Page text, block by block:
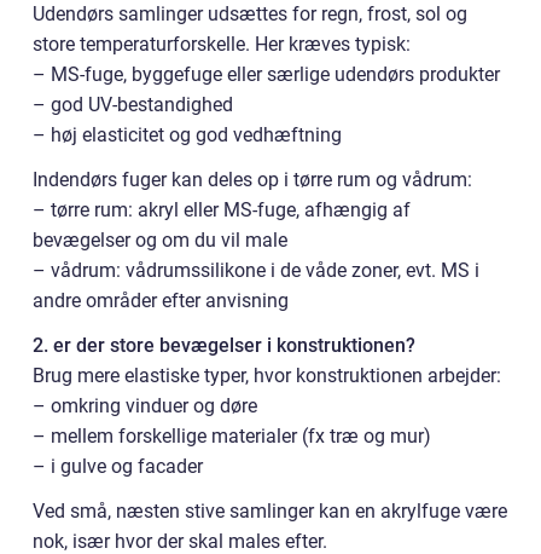
Udendørs samlinger udsættes for regn, frost, sol og
store temperaturforskelle. Her kræves typisk:
– MS-fuge, byggefuge eller særlige udendørs produkter
– god UV-bestandighed
– høj elasticitet og god vedhæftning
Indendørs fuger kan deles op i tørre rum og vådrum:
– tørre rum: akryl eller MS-fuge, afhængig af
bevægelser og om du vil male
– vådrum: vådrumssilikone i de våde zoner, evt. MS i
andre områder efter anvisning
2. er der store bevægelser i konstruktionen?
Brug mere elastiske typer, hvor konstruktionen arbejder:
– omkring vinduer og døre
– mellem forskellige materialer (fx træ og mur)
– i gulve og facader
Ved små, næsten stive samlinger kan en akrylfuge være
nok, især hvor der skal males efter.